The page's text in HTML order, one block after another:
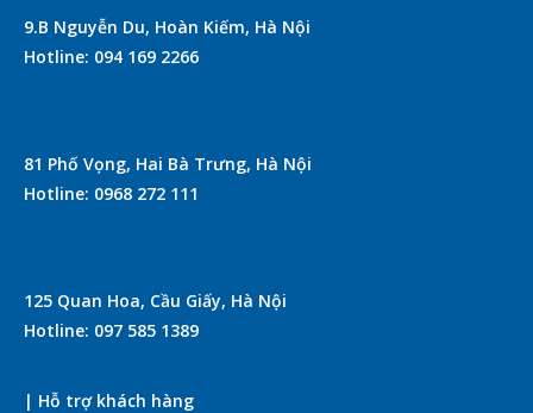
9.B Nguyễn Du, Hoàn Kiếm, Hà Nội
Hotline: 094 169 2266
81 Phố Vọng, Hai Bà Trưng, Hà Nội
Hotline: 0968 272 111
125 Quan Hoa, Cầu Giấy, Hà Nội
Hotline: 097 585 1389
| Hỗ trợ khách hàng